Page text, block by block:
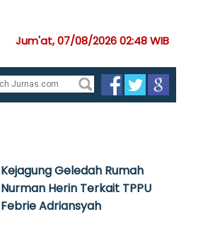
Jum'at, 07/08/2026 02:48 WIB
Kejagung Geledah Rumah
Nurman Herin Terkait TPPU
Febrie Adriansyah